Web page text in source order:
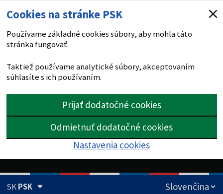
Cookies na stránke PSK
Používame základné cookies súbory, aby mohla táto
stránka fungovať.
Taktiež používame analytické súbory, akceptovaním
súhlasíte s ich používaním.
Prijať dodatočné cookies
Odmietnuť dodatočné cookies
Nastavenia cookies
SKPSK